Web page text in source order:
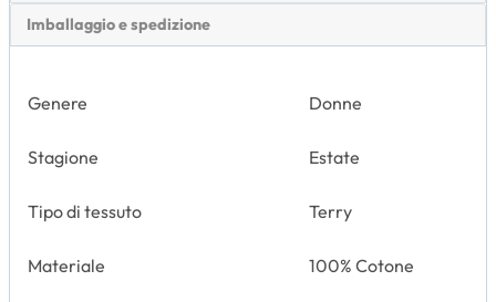
Imballaggio e spedizione
Genere Donne
Stagione Estate
Tipo di tessuto Terry
Materiale 100% Cotone